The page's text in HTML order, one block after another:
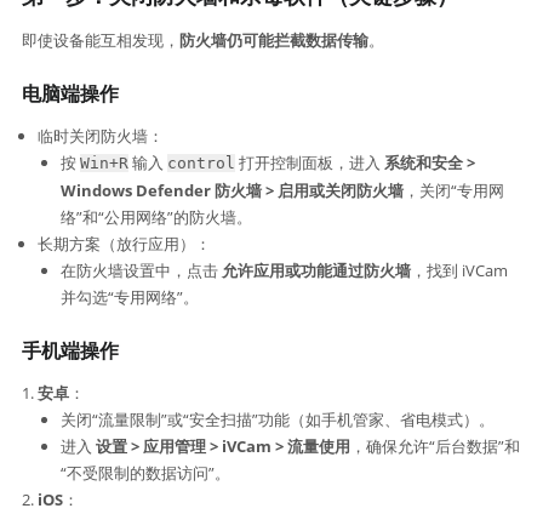
即使设备能互相发现， 防火墙仍可能拦截数据传输。
电脑端操作
临时关闭防火墙：
按Win+R 输入 control 打开控制面板，进入 ​ 系统和安全 >
Windows Defender 防火墙 > 启用或关闭防火墙 ，关闭“专用网
络”和“公用网络”的防火墙。
长期方案（放行应用）：
在防火墙设置中，点击 ​ 允许应用或功能通过防火墙 ，找到 iVCam
并勾选“专用网络”。
手机端操作
安卓：
关闭“流量限制”或“安全扫描”功能（如手机管家、省电模式）。
进入 ​设置 > 应用管理 > iVCam > 流量使用 ，确保允许“后台数据”和
“不受限制的数据访问”。
iOS：